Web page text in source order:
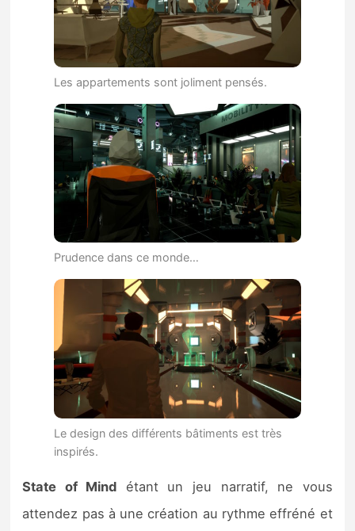
Les appartements sont joliment pensés.
Prudence dans ce monde…
Le design des différents bâtiments est très
inspirés.
State of Mind étant un jeu narratif, ne vous
attendez pas à une création au rythme effréné et